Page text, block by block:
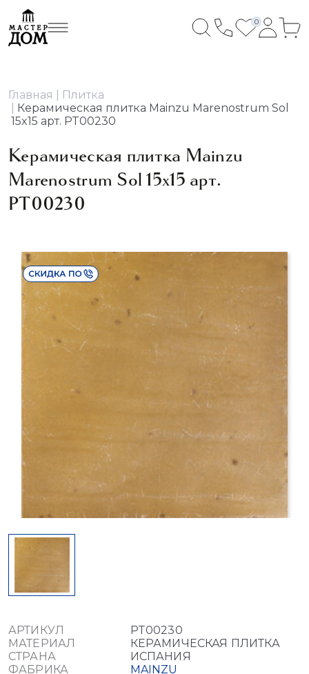
0
Главная
Плитка
Керамическая плитка Mainzu Marenostrum Sol
15x15 арт. PT00230
Керамическая плитка Mainzu
Marenostrum Sol 15x15 арт.
PT00230
АРТИКУЛ
PT00230
МАТЕРИАЛ
КЕРАМИЧЕСКАЯ ПЛИТКА
СТРАНА
ИСПАНИЯ
ФАБРИКА
MAINZU